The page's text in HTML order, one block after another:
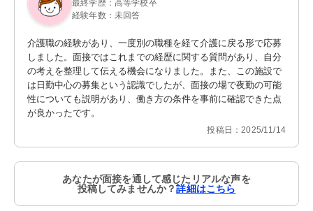
最終学歴：高等学校卒
経験年数：未回答
介護職の経験があり、一度別の職種を経て介護に戻る形で応募
しました。面接ではこれまでの経歴に関する質問があり、自分
の考えを整理して伝える機会になりました。また、この施設で
は日勤中心の募集という認識でしたが、面接の場で夜勤の可能
性についても説明があり、働き方の条件を事前に確認できた点
が良かったです。
投稿日：2025/11/14
あなたが面接を通して感じたリアルな声を
投稿してみませんか？詳細はこちら